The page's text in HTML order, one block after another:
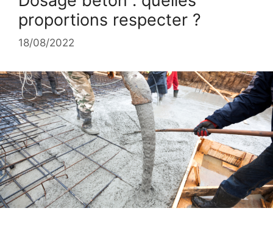
proportions respecter ?
18/08/2022